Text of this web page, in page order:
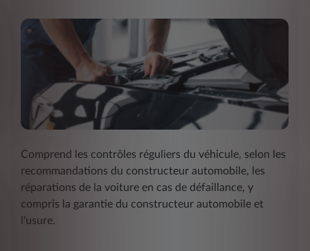
Comprend les contrôles réguliers du véhicule, selon les
recommandations du constructeur automobile, les
réparations de la voiture en cas de défaillance, y
compris la garantie du constructeur automobile et
l'usure.